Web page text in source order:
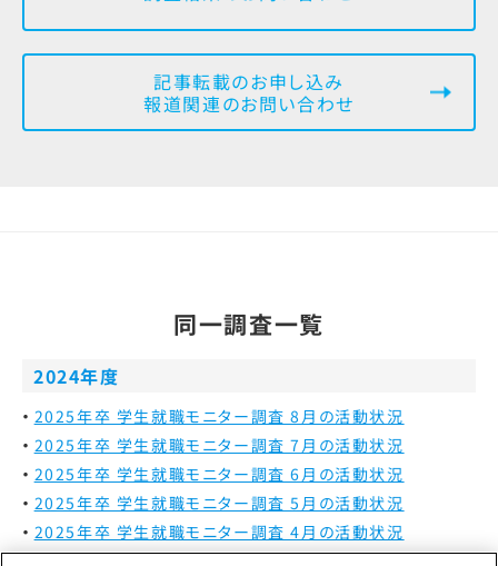
記事転載のお申し込み
報道関連のお問い合わせ
同一調査一覧
2024年度
2025年卒 学生就職モニター調査 8月の活動状況
2025年卒 学生就職モニター調査 7月の活動状況
2025年卒 学生就職モニター調査 6月の活動状況
2025年卒 学生就職モニター調査 5月の活動状況
2025年卒 学生就職モニター調査 4月の活動状況
2025年卒 学生就職モニター調査 3月の活動状況